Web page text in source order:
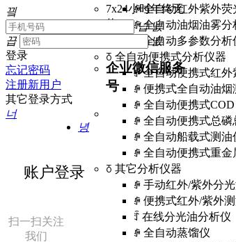
ꄵ全自动红外紫外荧
ꄵ全自动油烟油雾分
全自动多参数分析
ꅂ 全自动便携式分析仪器
ꄵ全自动便携式红外
ꄵ 便携式全自动油烟
ꄵ 全自动便携式
ꄵ 全自动便携式总磷
ꄵ 全自动船载式测油
ꄵ 全自动便携式重金
ꅂ 其它分析仪器
ꄵ 手动红外/紫外分
ꄵ 便携式红外/紫外
ꄷ 在线分光油分析仪
ꄵ 全自动蒸馏仪
7x24小时年终无
休
낃
企业微信服务
号
녕
끸
넙 넰
끕
넰
登录
忘记密码
注册新用户
其它登录方式
너
账户登录
扫一扫关注
我们